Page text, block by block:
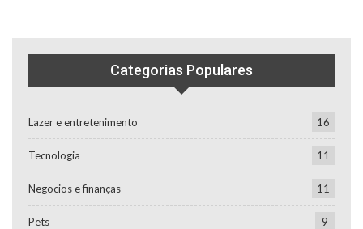
Categorias Populares
Lazer e entretenimento 16
Tecnologia 11
Negocios e finanças 11
Pets 9